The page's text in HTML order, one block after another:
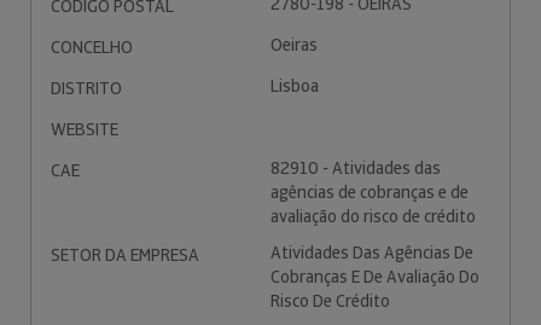
CÓDIGO POSTAL
CONCELHO
Oeiras
DISTRITO
Lisboa
WEBSITE
CAE
82910 - Atividades das
agências de cobranças e de
avaliação do risco de crédito
SETOR DA EMPRESA
Atividades Das Agências De
Cobranças E De Avaliação Do
Risco De Crédito